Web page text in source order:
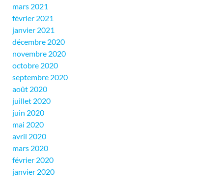
mars 2021
février 2021
janvier 2021
décembre 2020
novembre 2020
octobre 2020
septembre 2020
août 2020
juillet 2020
juin 2020
mai 2020
avril 2020
mars 2020
février 2020
janvier 2020